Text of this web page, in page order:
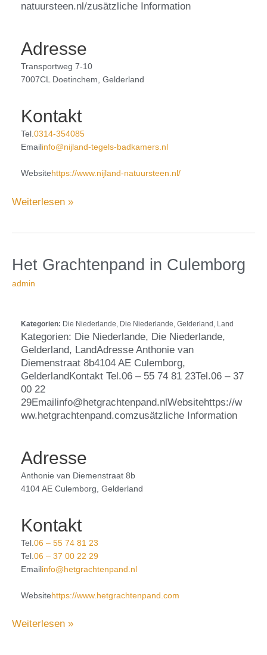
natuursteen.nl/zusätzliche Information
Adresse
Transportweg 7-10
7007CL Doetinchem, Gelderland
Kontakt
Tel.0314-354085
Email info@nijland-tegels-badkamers.nl
Website https://www.nijland-natuursteen.nl/
Weiterlesen »
Het Grachtenpand in Culemborg
admin
Kategorien: Die Niederlande, Die Niederlande, Gelderland, Land
Kategorien: Die Niederlande, Die Niederlande,
Gelderland, LandAdresse Anthonie van
Diemenstraat 8b4104 AE Culemborg,
GelderlandKontakt Tel.06 – 55 74 81 23Tel.06 – 37
00 22
29Emailinfo@hetgrachtenpand.nlWebsitehttps://w
ww.hetgrachtenpand.comzusätzliche Information
Adresse
Anthonie van Diemenstraat 8b
4104 AE Culemborg, Gelderland
Kontakt
Tel. 06 – 55 74 81 23
Tel. 06 – 37 00 22 29
Emailinfo@hetgrachtenpand.nl
Websitehttps://www.hetgrachtenpand.com
Het
Grachtenpand
in
Culemborg
Weiterlesen »